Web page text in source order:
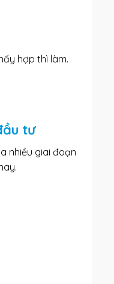
hợp thì làm.
tư
nhiều giai đoạn